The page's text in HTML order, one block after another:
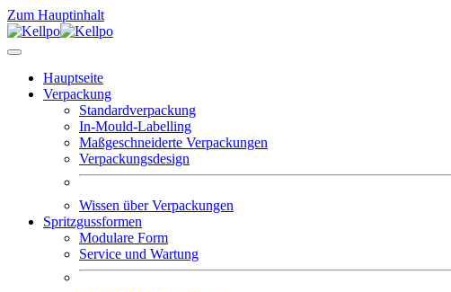
Zum Hauptinhalt
Hauptseite
Verpackung
Standardverpackung
In-Mould-Labelling
Maßgeschneiderte Verpackungen
Verpackungsdesign
Wissen über Verpackungen
Spritzgussformen
Modulare Form
Service und Wartung